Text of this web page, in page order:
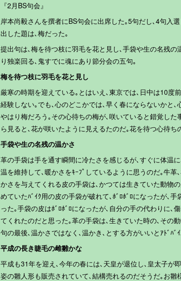
『2月BS句会』
岸本尚毅さんを撰者にBS句会に出席した｡5句だし､4句入
出した題は､梅だった｡
提出句は､梅を待つ枝に羽毛を花と見し､手袋や生の名残
り独楽回る､鬼すでに魂にあり節分会の五句｡
梅を待つ枝に羽毛を花と見し
厳寒の時期を迎えている｡とはいえ､東京では､日中は10度
経験しない｡でも､心のどこかでは､早く春にならないかと
やはり梅だろう｡その心待ちの梅が､咲いていると錯覚し
ら見ると､花が咲いたように見えるたのだ｡花を待つ心待ち
手袋や生の名残の温かさ
革の手袋は手を通す瞬間に冷たさを感じるが､すぐに体温
温を維持して､暖かさをｷｰﾌﾟしているように思うのだ｡牛
かさを与えてくれる皮の手袋は､かつては生きていた動物
めていたﾊﾞｲｸ用の皮の手袋が破れて､ﾎﾞﾛﾎﾞﾛになったが､
った｡手袋の皮はﾎﾞﾛﾎﾞﾛになったが､自分の手の代わりに､
てくれたのだと思った｡革の手袋は､生きていた時の､その
句の最後､温かさではなく､温かき､とする方がいいとｱﾄﾞﾊﾞ
平成の長き睫毛の雌雛かな
平成も31年を迎え､今年の春には､天皇が退位し､皇太子が
姿の雛人形も販売されていて､結構売れるのだそうだ｡お